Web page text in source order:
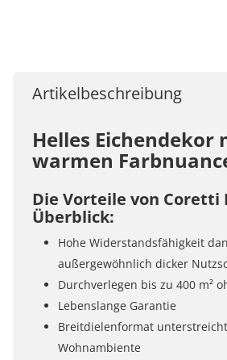
Artikelbeschreibung
Helles Eichendekor
warmen
Die Vorteile von Coretti
Überblick:
Hohe Widerstandsfähigkeit
außergewöhnlich dicker
Durchverlegen bis zu 400 m²
Lebenslange Garantie
Breitdielenformat
Wohnambiente